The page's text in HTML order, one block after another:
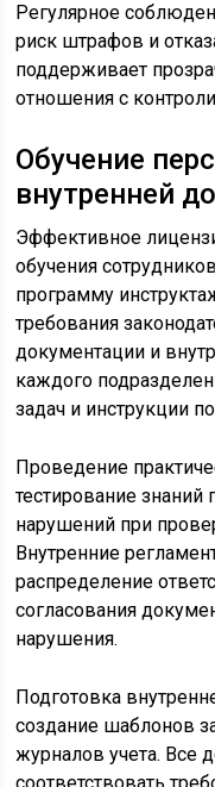
Регулярное
риск штрафов и
поддерживает
отношения с
Обучение
внутренней
Эффективное
обучения
программу
требования
документации и
каждого
задач и инструкции
Проведение
тестирование знаний
нарушений при
Внутренние
распределение
согласования
нарушения.
Подготовка
создание шаблонов
журналов учета.